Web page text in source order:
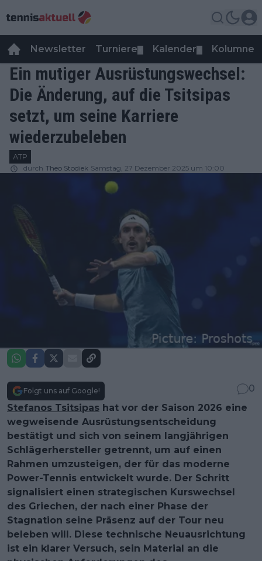
Newsletter Turniere Kalender Kolumnen
Ein mutiger Ausrüstungswechsel:
Die Änderung, auf die Tsitsipas
setzt, um seine Karriere
wiederzubeleben
ATP
durch Theo Stodiek Samstag, 27 Dezember 2025 um 10:00
Folgt uns auf Google!
0
Stefanos Tsitsipas hat vor der Saison 2026 eine
wegweisende Ausrüstungsentscheidung
bestätigt und sich von seinem langjährigen
Schlägerhersteller getrennt, um auf einen
Rahmen umzusteigen, der für das moderne
Power-Tennis entwickelt wurde. Der Schritt
signalisiert einen strategischen Kurswechsel
des Griechen, der nach einer Phase der
Stagnation seine Präsenz auf der Tour neu
beleben will. Diese technische Neuausrichtung
ist ein klarer Versuch, sein Material an die